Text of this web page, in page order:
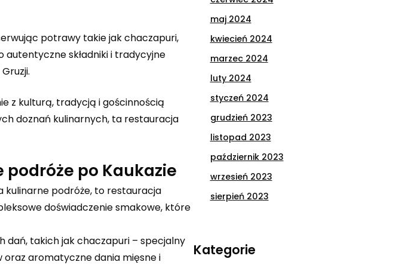
potrawy takie jak chaczapuri,
autentyczne składniki i tradycyjne
z kulturą, tradycją i gościnnością
doznań kulinarnych, ta restauracja
po Kaukazie
kulinarne podróże, to restauracja
doświadczenie smakowe, które
dań, takich jak chaczapuri – specjalny
aromatyczne dania mięsne i
maj 2024
kwiecień 2024
marzec 2024
luty 2024
styczeń 2024
grudzień 2023
listopad 2023
październik 2023
wrzesień 2023
sierpień 2023
Kategorie